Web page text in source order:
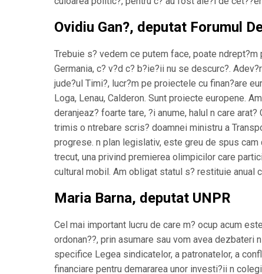
Ovidiu Gan?, deputat Forumul
Trebuie s? vedem ce putem face, poate
Germania, c? v?d c? b?ie?ii nu se descurc?.
jude?ul Timi?, lucr?m pe proiectele cu finan?are
Loga, Lenau, Calderon. Sunt proiecte europene.
deranjeaz? foarte tare, ?i anume, halul n care
trimis o ntrebare scris? doamnei ministru a
progrese. n plan legislativ, este greu de spus
trecut, una privind premierea olimpicilor care
cultural mobil. Am obligat statul s? restituie
Maria Barna, deputat UNPR
Cel mai important lucru de care m? ocup acum
ordonan??, prin asumare sau vom avea
specifice Legea sindicatelor, a patronatelor, a
financiare pentru demararea unor investi?ii n